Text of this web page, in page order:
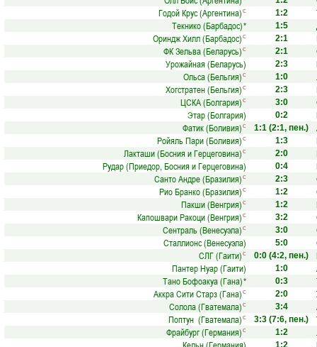
Годой Крус (Аргентина) с 1:2
Текнико (Барбадос)* 1:5
Ориндж Хилл (Барбадос) с 2:1
ФК Зельва (Беларусь) с 2:1
Урожайная (Беларусь)
2:3
Ольса (Бельгия) с 1:0
Хогстратен (Бельгия) с 2:3
ЦСКА (Болгария) с 3:0
Этар (Болгария)
0:2
Фатик (Боливия) с 1:1 (2:1, пен.)
Ройяль Пари (Боливия) с 1:3
Лакташи (Босния и Герцеговина) с 2:0
Рудар (Приедор, Босния и Герцеговина)
0:4
Санто Андре (Бразилия) с 2:3
Рио Бранко (Бразилия) с 1:2
Пакши (Венгрия) с 1:2
Капошвари Ракоци (Венгрия) с 3:2
Сентраль (Венесуэла) с 3:0
Сталлионс (Венесуэла)
5:0
СЛГ (Гаити) с 0:0 (4:2, пен.)
Пантер Нуар (Гаити)
1:0
Тано Бофоакуа (Гана)* 0:3
Аккра Сити Старз (Гана) с 2:0
Солола (Гватемала) с 3:4
Поптун (Гватемала) с 3:3 (7:6, пен.)
Фрайбург (Германия) с 1:2
1:2